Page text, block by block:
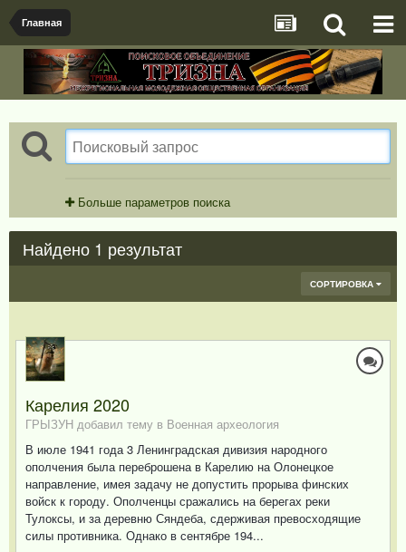
Главная
Больше параметров поиска
Найдено 1 результат
СОРТИРОВКА
Карелия 2020
ГРЫЗУН добавил тему в Военная археология
В июле 1941 года 3 Ленинградская дивизия народного
ополчения была переброшена в Карелию на Олонецкое
направление, имея задачу не допустить прорыва финских
войск к городу. Ополченцы сражались на берегах реки
Тулоксы, и за деревню Сяндеба, сдерживая превосходящие
силы противника. Однако в сентябре 194...